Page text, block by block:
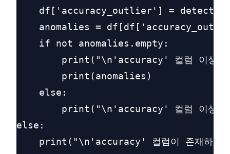
df['accuracy_outlier'] =
anomalies =
    if not anomalies.empty:
print("\n'accuracy' 컬럼 이상치
        print(anomalies)
    else:
print("\n'accuracy' 컬럼 이상치
else:
print("\n'accuracy' 컬럼이 존재하지